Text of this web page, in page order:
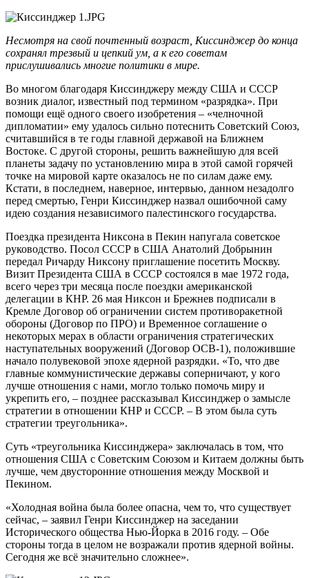
Несмотря на свой почтенный возраст, Киссинджер до конца
сохранял трезвый и цепкий ум, а к его советам
прислушивались многие политики в мире.
Во многом благодаря Киссинджеру между США и СССР
возник диалог, известный под термином «разрядка». При
помощи ещё одного своего изобретения – «челночной
дипломатии» ему удалось сильно потеснить Советский Союз,
считавшийся в те годы главной державой на Ближнем
Востоке. С другой стороны, решить важнейшую для всей
планеты задачу по установлению мира в этой самой горячей
точке на мировой карте оказалось не по силам даже ему.
Кстати, в последнем, наверное, интервью, данном незадолго
перед смертью, Генри Киссинджер назвал ошибочной саму
идею создания независимого палестинского государства.
Поездка президента Никсона в Пекин напугала советское
руководство. Посол СССР в США Анатолий Добрынин
передал Ричарду Никсону приглашение посетить Москву.
Визит Президента США в СССР состоялся в мае 1972 года,
всего через три месяца после поездки американской
делегации в КНР. 26 мая Никсон и Брежнев подписали в
Кремле Договор об ограничении систем противоракетной
обороны (Договор по ПРО) и Временное соглашение о
некоторых мерах в области ограничения стратегических
наступательных вооружений (Договор ОСВ-1), положившие
начало полувековой эпохе ядерной разрядки. «То, что две
главные коммунистические державы соперничают, у кого
лучше отношения с нами, могло только помочь миру и
укрепить его, – позднее рассказывал Киссинджер о замысле
стратегии в отношении КНР и СССР. – В этом была суть
стратегии треугольника».
Суть «треугольника Киссинджера» заключалась в том, что
отношения США с Советским Союзом и Китаем должны быть
лучше, чем двусторонние отношения между Москвой и
Пекином.
«Холодная война была более опасна, чем то, что существует
сейчас, – заявил Генри Киссинджер на заседании
Исторического общества Нью-Йорка в 2016 году. – Обе
стороны тогда в целом не возражали против ядерной войны.
Сегодня же всё значительно сложнее».